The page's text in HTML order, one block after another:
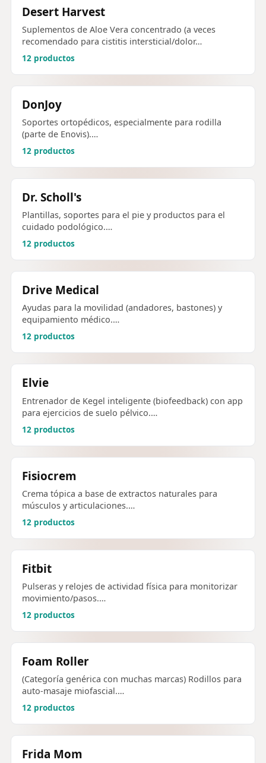
Desert Harvest
Suplementos de Aloe Vera concentrado (a veces
recomendado para cistitis intersticial/dolor…
12 productos
DonJoy
Soportes ortopédicos, especialmente para rodilla
(parte de Enovis).…
12 productos
Dr. Scholl's
Plantillas, soportes para el pie y productos para el
cuidado podológico.…
12 productos
Drive Medical
Ayudas para la movilidad (andadores, bastones) y
equipamiento médico.…
12 productos
Elvie
Entrenador de Kegel inteligente (biofeedback) con app
para ejercicios de suelo pélvico.…
12 productos
Fisiocrem
Crema tópica a base de extractos naturales para
músculos y articulaciones.…
12 productos
Fitbit
Pulseras y relojes de actividad física para monitorizar
movimiento/pasos.…
12 productos
Foam Roller
(Categoría genérica con muchas marcas) Rodillos para
auto-masaje miofascial.…
12 productos
Frida Mom